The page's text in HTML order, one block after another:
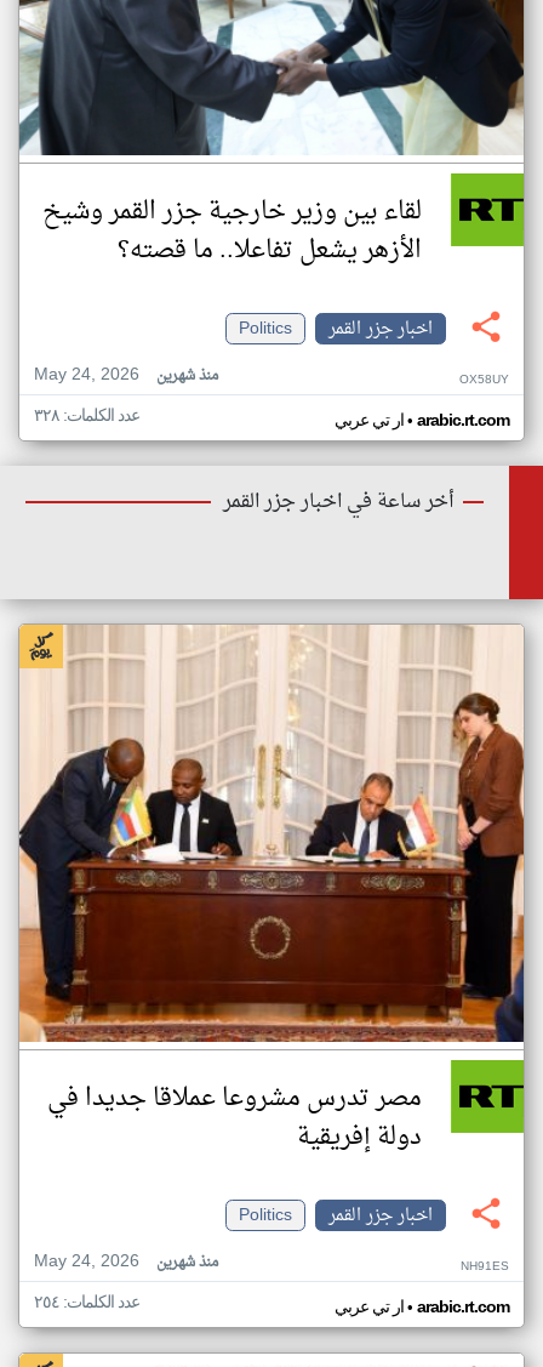
لقاء بين وزير خارجية جزر القمر وشيخ
الأزهر يشعل تفاعلا.. ما قصته؟
اخبار جزر القمر
Politics
May 24, 2026
منذ شهرين OX58UY
ار تي عربي• arabic.rt.com عدد الكلمات: ٣٢٨
أخر ساعة في اخبار جزر القمر
مصر تدرس مشروعا عملاقا جديدا في
دولة إفريقية
اخبار جزر القمر
Politics
May 24, 2026
منذ شهرين NH91ES
ار تي عربي• arabic.rt.com عدد الكلمات: ٢٥٤